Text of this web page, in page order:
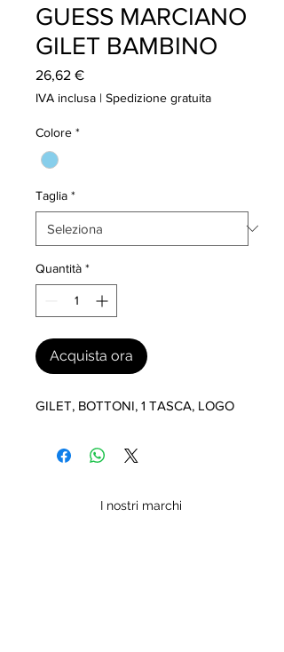
GUESS MARCIANO
GILET BAMBINO
26,62 €Prezzo
IVA inclusa | Spedizione gratuita
Colore *
Taglia *
Quantità *
Acquista ora
GILET, BOTTONI, 1 TASCA, LOGO
I nostri marchi